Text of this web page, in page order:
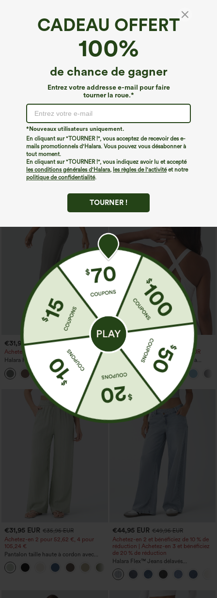
CADEAU OFFERT
100%
de chance de gagner
Entrez votre addresse e-mail pour faire
tourner la roue.*
*Nouveaux utilisateurs uniquement.
En cliquant sur "TOURNER !", vous acceptez de recevoir des e-
mails promotionnels d'Halara. Vous pouvez vous désabonner à
tout moment.
En cliquant sur "TOURNER !", vous indiquez avoir lu et accepté
les conditions générales d'Halara, les règles de l'activitéet notre
politique de confidentialité.
TOURNER !
€35,95 EUR
Achetez-en 2, le 3e est offert
Pantalon de travail Halara Flex™
DayStretch à taille haute, avec poches et
coupe droite
€40,95 EUR
Achetez-en 2 pour 61,54 € ou 4 pour
123,08 €.
Halara Flex™ DayStretch pantalon flare
€31,95 EUR
Achetez-en 2, le 3e est offert
Halara Flex™ Pantalon de travail taille
haute avec poche latérale arrière et
légère coupe évasée
+13
€31,95 EUR €35,95 EUR
Mix & Match : 3 pour 88,30 € EUR
Débardeur de yoga InstantCool à
encolure en U et ourlet arrondi –
UPF50+
€31,95 EUR €35,95 EUR
Achetez-en 2 pour 52,62 €, 4 pour
105,24 €
Pantalon taille haute à cordon avec
poches, jambe large et coupe ample,
style décontracté, effet lin
€44,95 EUR €49,95 EUR
Achetez-en 2 et bénéficiez de 10 % de
réduction | Achetez-en 3 et bénéficiez
de 20 % de réduction
Halara Flex™ Jeans délavés
décontractés, coupe baggy à jambe
large, taille basse asymétrique, poches
zippées